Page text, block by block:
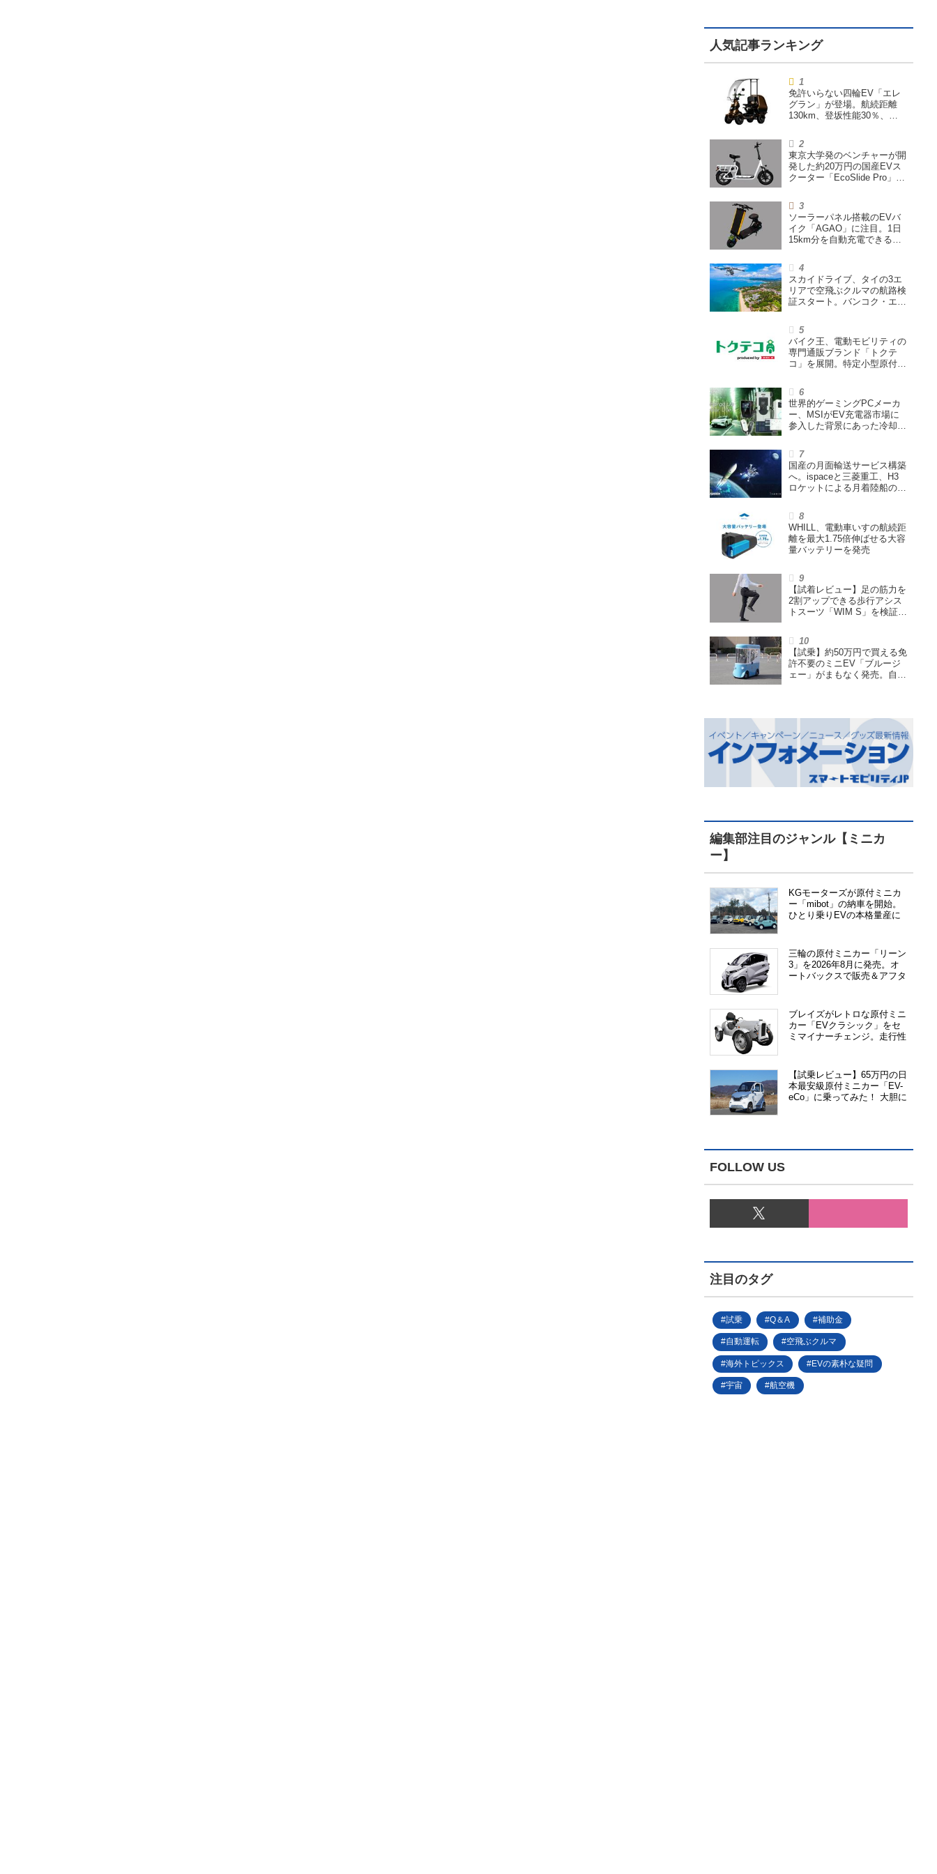
免許いらない四輪EV「エレ
グラン」が登場。航続距離
130km、登坂性能30％、
東京大学発のベンチャーが開
発した約20万円の国産EVス
クーター「EcoSlide Pro」が
ハイパワー特定小型原付
ソーラーパネル搭載のEVバ
イク「AGAO」に注目。1日
15km分を自動充電できる
スカイドライブ、タイの3エ
リアで空飛ぶクルマの航路検
証スタート。バンコク・エア
指す
バイク王、電動モビリティの
専門通販ブランド「トクテ
コ」を展開。特定小型原付や
世界的ゲーミングPCメーカ
ー、MSIがEV充電器市場に
参入した背景にあった冷却技
回】
国産の月面輸送サービス構築
へ。ispaceと三菱重工、H3
ロケットによる月着陸船の打
結
WHILL、電動車いすの航続距
離を最大1.75倍伸ばせる大容
量バッテリーを発売
【試着レビュー】足の筋力を
2割アップできる歩行アシス
トスーツ「WIM S」を検証。
【試乗】約50万円で買える免
許不要のミニEV「ブルージ
ェー」がまもなく発売。自転
編集部注目のジャンル【ミニカ
ー】
KGモーターズが原付ミニカ
ー「mibot」の納車を開始。
ひとり乗りEVの本格量産に
三輪の原付ミニカー「リーン
3」を2026年8月に発売。オ
ートバックスで販売＆アフタ
ブレイズがレトロな原付ミニ
カー「EVクラシック」をセ
ミマイナーチェンジ。走行性
【試乗レビュー】65万円の日
本最安級原付ミニカー「EV-
eCo」に乗ってみた！ 大胆に
FOLLOW US
注目のタグ
試乗 Q＆A 補助金
自動運転 空飛ぶクルマ
海外トピックス EVの素朴な疑問
宇宙 航空機